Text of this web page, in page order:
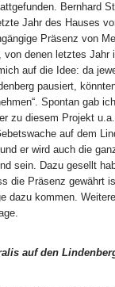
Bernhard
Jahr des Hauses
Präsenz von
von denen letztes Jahr
auf die Idee: da
pausiert,
Spontan gab
zu diesem Projekt
auf dem
er wird auch die
sein. Dazu gesellt
die Präsenz gewährt
dazu kommen.
auf den